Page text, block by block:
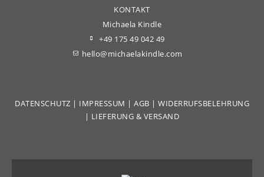
KONTAKT
Michaela Kindle
+49 175 49 042 49
hello@michaelakindle.com
DATENSCHUTZ | IMPRESSUM | AGB | WIDERRUFSBELEHRUNG
| LIEFERUNG & VERSAND